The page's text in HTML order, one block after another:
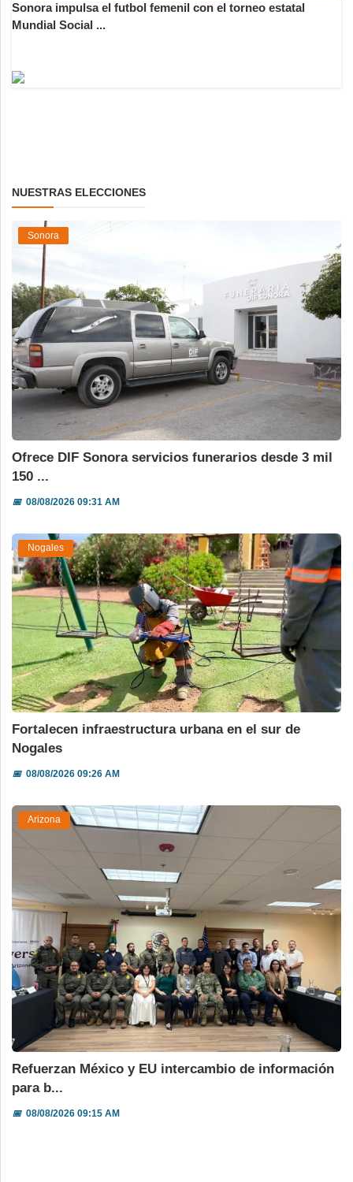
Sonora impulsa el futbol femenil con el torneo estatal
Mundial Social ...
NUESTRAS ELECCIONES
Sonora
Ofrece DIF Sonora servicios funerarios desde 3 mil
150 ...
📅08/08/2026 09:31 AM
Nogales
Fortalecen infraestructura urbana en el sur de
Nogales
📅08/08/2026 09:26 AM
Arizona
Refuerzan México y EU intercambio de información
para b...
📅08/08/2026 09:15 AM